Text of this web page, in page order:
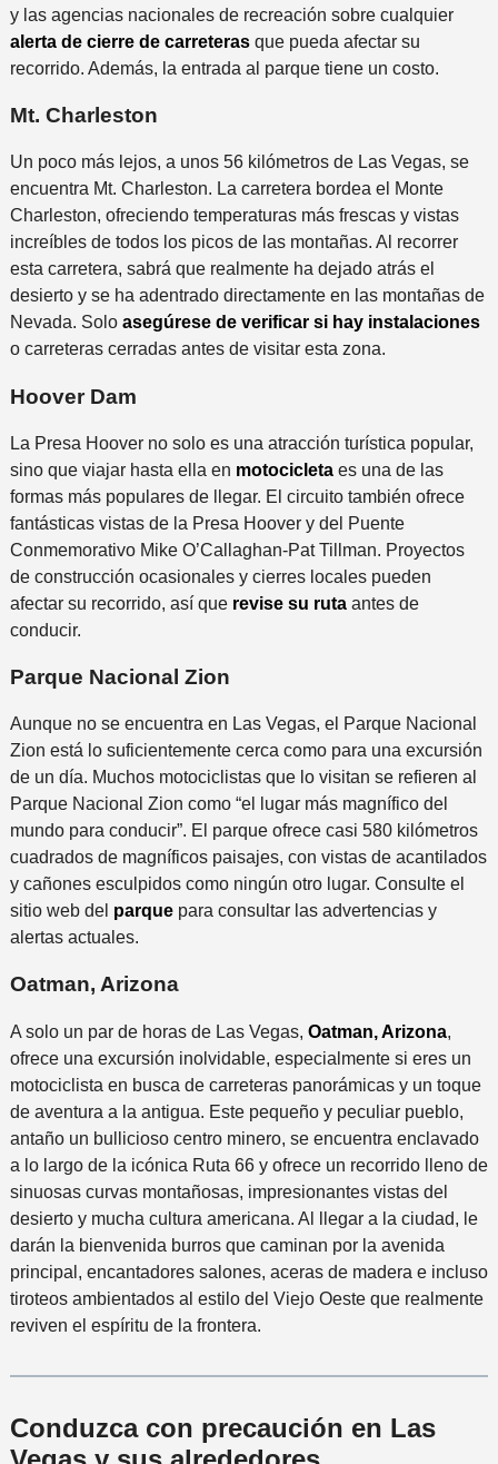
y las agencias nacionales de recreación sobre cualquier
alerta de cierre de carreteras que pueda afectar su
recorrido. Además, la entrada al parque tiene un costo.
Mt. Charleston
Un poco más lejos, a unos 56 kilómetros de Las Vegas, se
encuentra Mt. Charleston. La carretera bordea el Monte
Charleston, ofreciendo temperaturas más frescas y vistas
increíbles de todos los picos de las montañas. Al recorrer
esta carretera, sabrá que realmente ha dejado atrás el
desierto y se ha adentrado directamente en las montañas de
Nevada. Solo asegúrese de verificar si hay instalaciones
o carreteras cerradas antes de visitar esta zona.
Hoover Dam
La Presa Hoover no solo es una atracción turística popular,
sino que viajar hasta ella en motocicletaes una de las
formas más populares de llegar. El circuito también ofrece
fantásticas vistas de la Presa Hoover y del Puente
Conmemorativo Mike O’Callaghan-Pat Tillman. Proyectos
de construcción ocasionales y cierres locales pueden
afectar su recorrido, así que revise su rutaantes de
conducir.
Parque Nacional Zion
Aunque no se encuentra en Las Vegas, el Parque Nacional
Zion está lo suficientemente cerca como para una excursión
de un día. Muchos motociclistas que lo visitan se refieren al
Parque Nacional Zion como “el lugar más magnífico del
mundo para conducir”. El parque ofrece casi 580 kilómetros
cuadrados de magníficos paisajes, con vistas de acantilados
y cañones esculpidos como ningún otro lugar. Consulte el
sitio web del parquepara consultar las advertencias y
alertas actuales.
Oatman, Arizona
A solo un par de horas de Las Vegas, Oatman, Arizona,
ofrece una excursión inolvidable, especialmente si eres un
motociclista en busca de carreteras panorámicas y un toque
de aventura a la antigua. Este pequeño y peculiar pueblo,
antaño un bullicioso centro minero, se encuentra enclavado
a lo largo de la icónica Ruta 66 y ofrece un recorrido lleno de
sinuosas curvas montañosas, impresionantes vistas del
desierto y mucha cultura americana. Al llegar a la ciudad, le
darán la bienvenida burros que caminan por la avenida
principal, encantadores salones, aceras de madera e incluso
tiroteos ambientados al estilo del Viejo Oeste que realmente
reviven el espíritu de la frontera.
Conduzca con precaución en Las